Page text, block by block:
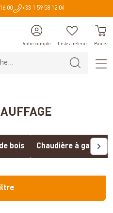
+33 1 59 58 12 04
Votre compte Liste à retenir Panier
bois Chaudière à